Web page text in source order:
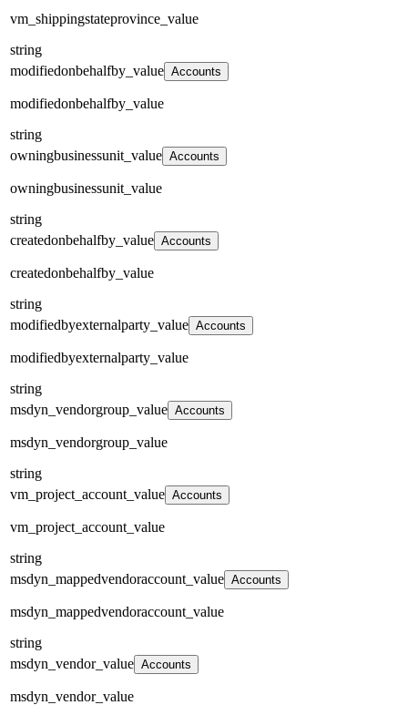
vm_shippingstateprovince_value
string
modifiedonbehalfby_value Accounts
modifiedonbehalfby_value
string
owningbusinessunit_value Accounts
owningbusinessunit_value
string
createdonbehalfby_value Accounts
createdonbehalfby_value
string
modifiedbyexternalparty_value Accounts
modifiedbyexternalparty_value
string
msdyn_vendorgroup_value Accounts
msdyn_vendorgroup_value
string
vm_project_account_value Accounts
vm_project_account_value
string
msdyn_mappedvendoraccount_value Accounts
msdyn_mappedvendoraccount_value
string
msdyn_vendor_value Accounts
msdyn_vendor_value